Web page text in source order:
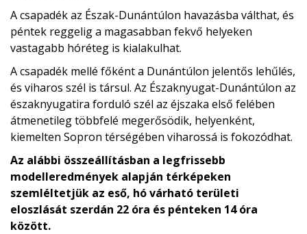
A csapadék az Észak-Dunántúlon havazásba válthat, és
péntek reggelig a magasabban fekvő helyeken
vastagabb hóréteg is kialakulhat.
A csapadék mellé főként a Dunántúlon jelentős lehűlés,
és viharos szél is társul. Az Északnyugat-Dunántúlon az
északnyugatira forduló szél az éjszaka első felében
átmenetileg többfelé megerősödik, helyenként,
kiemelten Sopron térségében viharossá is fokozódhat.
Az alábbi összeállításban a legfrissebb
modelleredmények alapján térképeken
szemléltetjük az eső, hó várható területi
eloszlását szerdán 22 óra és pénteken 14 óra
között.